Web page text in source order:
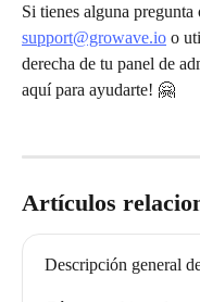
Si tienes alguna pregunta
support@growave.io o
derecha de tu panel de
aquí para ayudarte! 🤗
Artículos
Descripción general